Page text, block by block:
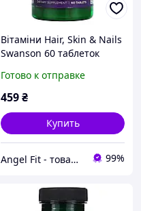
Вітаміни Hair, Skin & Nails
Swanson 60 таблеток
Готово к отправке
459₴
Купить
Angel Fit - товари для здоров'я, спорту та активного життя 99%